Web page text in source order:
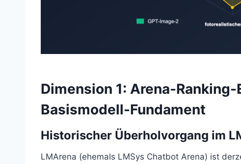
Dimension 1: Arena-
Basismodell-Fundament
Historischer Überholvorgang im
LMArena (ehemals LMSys Chatbot Arena) ist